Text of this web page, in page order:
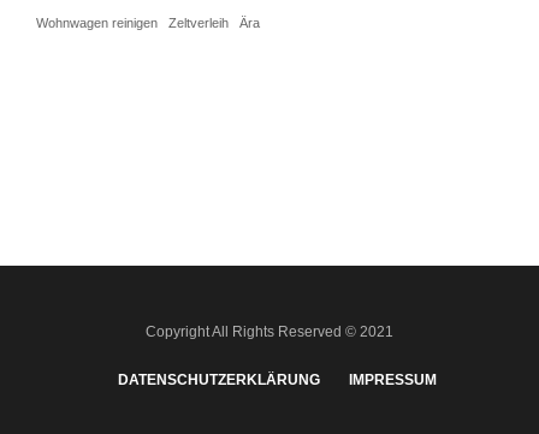
Wohnwagen reinigen Zeltverleih Ära
Copyright All Rights Reserved © 2021
DATENSCHUTZERKLÄRUNG IMPRESSUM